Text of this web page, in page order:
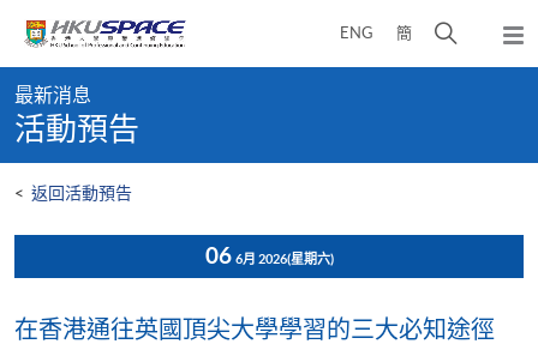
content
ENG 簡
開
彈
出
content
start
最新消息
活動預告
< 返回活動預告
06 6月 2026(星期六)
在香港通往英國頂尖大學學習的三大必知途徑